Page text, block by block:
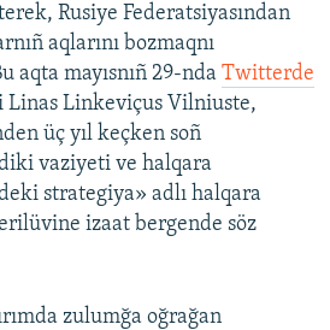
Rusiye Federatsiyasından
aqlarını bozmaqnı
aqta mayısnıñ 29-nda Twitterde
Linas Linkeviçus Vilniuste,
üç yıl keçken soñ
vaziyeti ve halqara
strategiya» adlı halqara
izaat bergende söz
zulumğa oğrağan